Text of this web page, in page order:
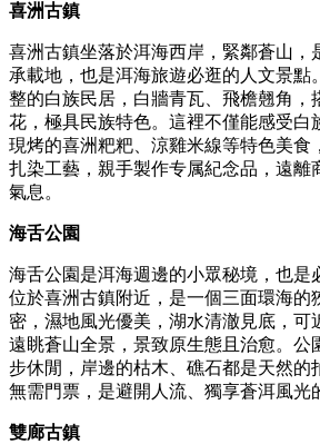
喜洲古鎮
喜洲古鎮坐落於洱海西岸，緊鄰蒼山，
承載地，也是洱海旅遊必逛的人文景點
整的白族民居，白牆青瓦、飛檐翹角，
花，極具民族特色。這裡不僅能感受白
現烤的喜洲粑粑、涼雞米線等特色美食
扎染工藝，親手製作专属紀念品，遠離
氣息。
海舌公園
海舌公園是洱海週邊的小眾秘境，也是
位於喜洲古鎮附近，是一個三面環海的
密，濕地風光優美，湖水清澈見底，可
遠眺蒼山全景，景致原生態且治愈。公
步休閒，岸邊的枯木、礁石都是天然的
無需門票，是避開人流、獨享蒼洱風光
雙廊古鎮